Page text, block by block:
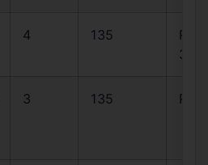
4 135
30
3 135